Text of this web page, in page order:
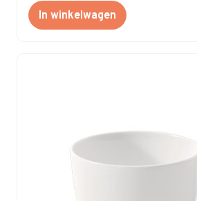
In winkelwagen